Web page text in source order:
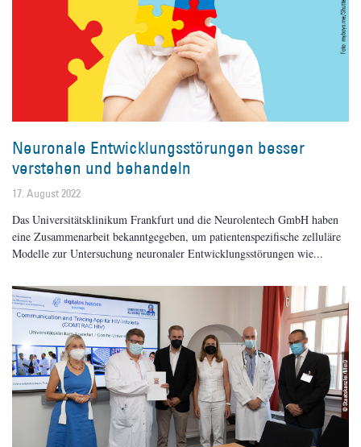
Neuronale Entwicklungsstörungen besser
verstehen und behandeln
17. August 2022
Das Universitätsklinikum Frankfurt und die Neurolentech GmbH haben
eine Zusammenarbeit bekanntgegeben, um patientenspezifische zelluläre
Modelle zur Untersuchung neuronaler Entwicklungsstörungen wie